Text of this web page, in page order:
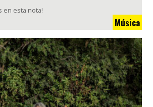
en esta nota!
Música